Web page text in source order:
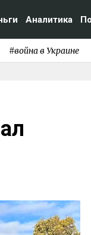
Аналитика
#война в Украине